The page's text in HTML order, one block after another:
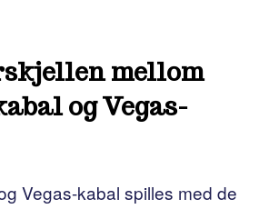
mellom
og Vegas-
Vegas-kabal spilles med de